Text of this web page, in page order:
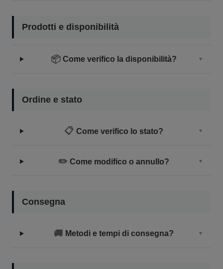
Prodotti e disponibilità
📦 Come verifico la disponibilità? ▼
Ordine e stato
📋 Come verifico lo stato? ▼
✏️ Come modifico o annullo? ▼
Consegna
🚚 Metodi e tempi di consegna? ▼